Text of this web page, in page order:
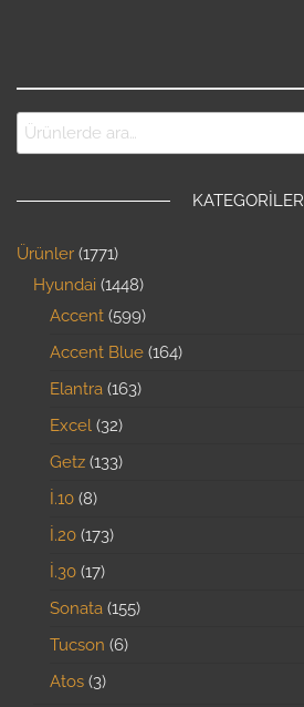
KATEGORILER
Ürünler 1771
Hyundai 1448
Accent 599
Accent Blue 164
Elantra 163
Excel 32
Getz 133
İ.10 8
İ.20 173
İ.30 17
Sonata 155
Tucson 6
Atos 3